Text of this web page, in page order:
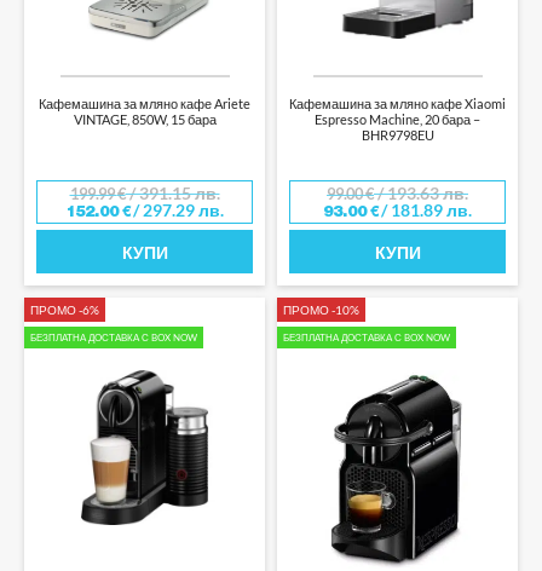
Кафемашина за мляно кафе Ariete
VINTAGE, 850W, 15 бара
199.99€/ 391.15 лв.
152.00€/ 297.29 лв.
КУПИ
Кафемашина за мляно кафе Xiaomi
Espresso Machine, 20 бара –
BHR9798EU
99.00€/ 193.63 лв.
93.00€/ 181.89 лв.
КУПИ
ПРОМО -6%
БЕЗПЛАТНА ДОСТАВКА С BOX NOW
ПРОМО -10%
БЕЗПЛАТНА ДОСТАВКА С BOX NOW